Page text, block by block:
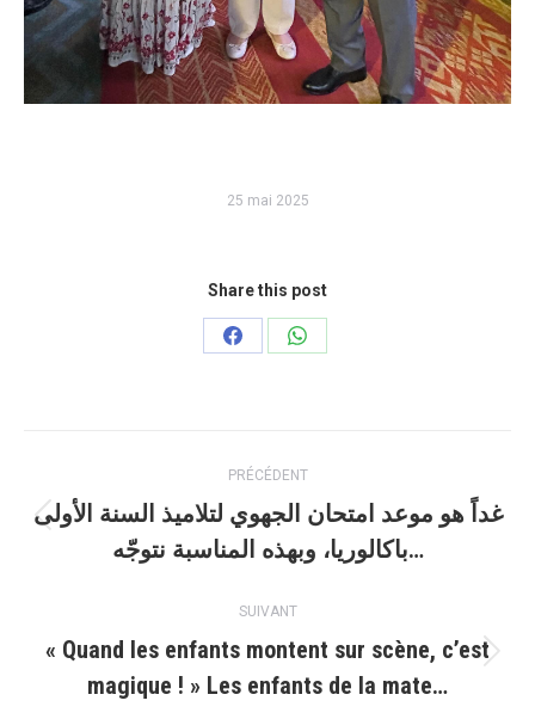
25 mai 2025
Share this post
PartagerPartager
article
PRÉCÉDENT
Article
précédent
غداً هو موعد امتحان الجهوي لتلاميذ السنة الأولى
باكالوريا، وبهذه المناسبة نتوجّه…
SUIVANT
Article
suivant
« Quand les enfants montent sur scène, c’est
magique ! » Les enfants de la mate…